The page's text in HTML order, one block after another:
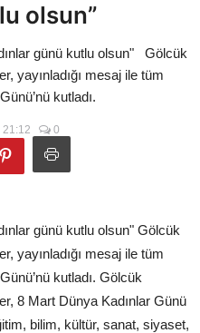
olsun”
günü kutlu olsun" Gölcük
yayınladığı mesaj ile tüm
kutladı.
21:12 0
günü kutlu olsun" Gölcük
yayınladığı mesaj ile tüm
kutladı. Gölcük
8 Mart Dünya Kadınlar Günü
bilim, kültür, sanat, siyaset,